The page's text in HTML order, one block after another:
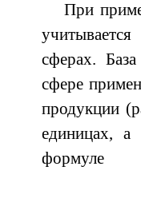
При
сферах.
сфере
продукции
единицах, а
формуле